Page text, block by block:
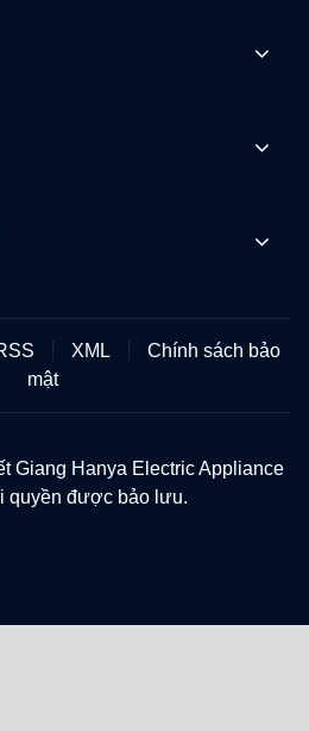
XML
Chính sách bảo
mật
Giang Hanya Electric Appliance
quyền được bảo lưu.